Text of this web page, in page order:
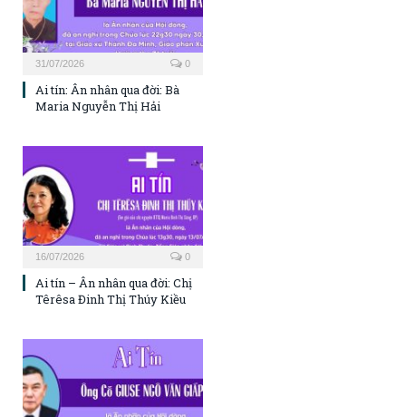
31/07/2026 0
Ai tín: Ân nhân qua đời: Bà
Maria Nguyễn Thị Hải
16/07/2026 0
Ai tín – Ân nhân qua đời: Chị
Têrêsa Đinh Thị Thúy Kiều